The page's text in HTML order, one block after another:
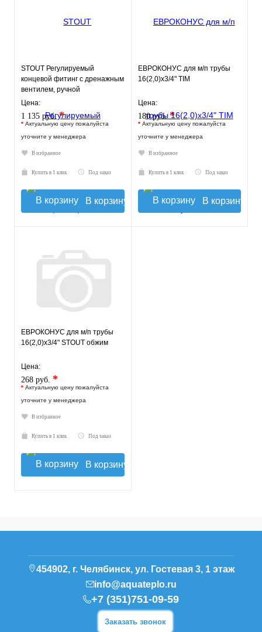
STOUT Регулируемый
концевой фитинг с дренажным
вентилем, ручной
воздухоотводчик 1"
Цена:
1 135 руб.*
* Актуальную цену пожалуйста
уточните у менеджера
В избранное
Купить в 1 клик Под заказ
В корзину
ЕВРОКОНУС для м/п трубы
16(2,0)x3/4" TIM
Цена:
180 руб. *
* Актуальную цену пожалуйста
уточните у менеджера
В избранное
Купить в 1 клик Под заказ
В корзину
ЕВРОКОНУС для м/п трубы
16(2,0)x3/4" STOUT обжим
Цена:
268 руб. *
* Актуальную цену пожалуйста
уточните у менеджера
В избранное
Купить в 1 клик Под заказ
В корзину
454902, г. Челябинск, ул. Гостевая 3, 1 этаж
info@aquateplo.ru
+7 (351)751-09-59
Заказать звонок